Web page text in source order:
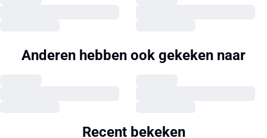
Anderen hebben ook gekeken naar
Recent bekeken